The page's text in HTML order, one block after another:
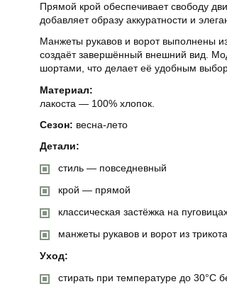
Прямой крой обеспечивает свободу
добавляет образу аккуратности и
Манжеты рукавов и ворот выполнены
создаёт завершённый внешний вид.
шортами, что делает её удобным
Материал:
лакоста — 100% хлопок.
Сезон: весна-лето
Детали:
стиль — повседневный
крой — прямой
классическая застёжка на
манжеты рукавов и ворот из
Уход:
стирать при температуре до 30°C